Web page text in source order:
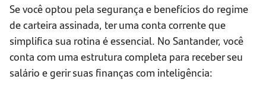
Se você optou pela segurança e benefícios do regime
de carteira assinada, ter uma conta corrente que
simplifica sua rotina é essencial. No Santander, você
conta com uma estrutura completa para receber seu
salário e gerir suas finanças com inteligência: